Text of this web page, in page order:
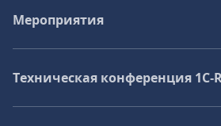
Мероприятия
Техническая конференция